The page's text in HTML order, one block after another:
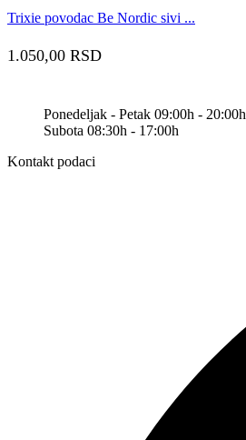
Trixie povodac Be Nordic sivi ...
1.050,00 RSD
Ponedeljak - Petak 09:00h - 20:00h
Subota 08:30h - 17:00h
Kontakt podaci